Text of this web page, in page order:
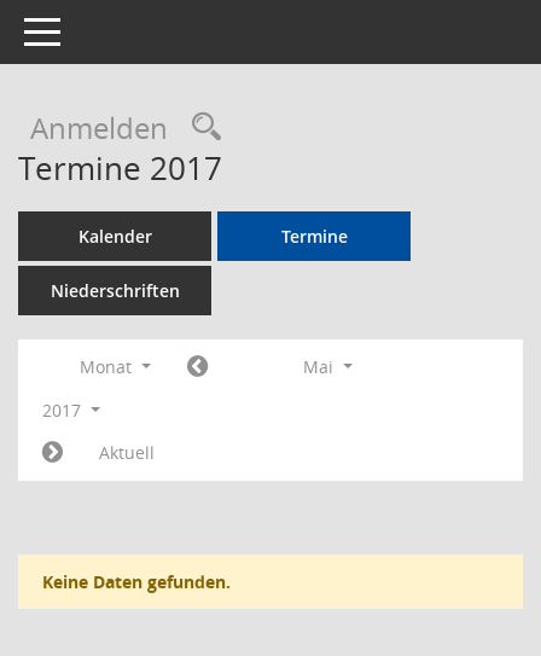
Toggle navigation
Anmelden Rechercheauswahl
Termine 2017
Kalender Termine
Niederschriften
Monat
Mai
2017
Aktuell
Keine Daten gefunden.